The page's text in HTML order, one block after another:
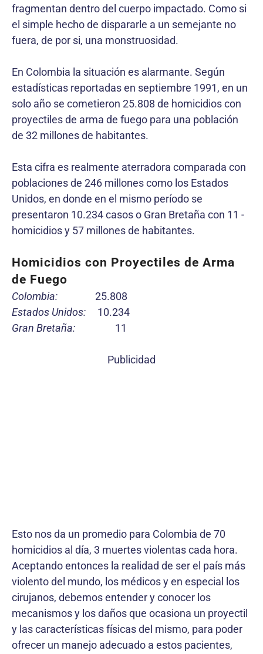
fragmentan dentro del cuerpo impactado. Como si
el simple hecho de dispararle a un semejante no
fuera, de por si, una monstruosidad.
En Colombia la situación es alarmante. Según
estadísticas reportadas en septiembre 1991, en un
solo año se cometieron 25.808 de homicidios con
proyectiles de arma de fuego para una población
de 32 millones de habitantes.
Esta cifra es realmente aterradora comparada con
poblaciones de 246 millones como los Estados
Unidos, en donde en el mismo período se
presentaron 10.234 casos o Gran Bretaña con 11 -
homicidios y 57 millones de habitantes.
Homicidios con Proyectiles de Arma
de Fuego
Colombia:
25.808
Estados Unidos:
10.234
Gran Bretaña:
11
Publicidad
Esto nos da un promedio para Colombia de 70
homicidios al día, 3 muertes violentas cada hora.
Aceptando entonces la realidad de ser el país más
violento del mundo, los médicos y en especial los
cirujanos, debemos entender y conocer los
mecanismos y los daños que ocasiona un proyectil
y las características físicas del mismo, para poder
ofrecer un manejo adecuado a estos pacientes,